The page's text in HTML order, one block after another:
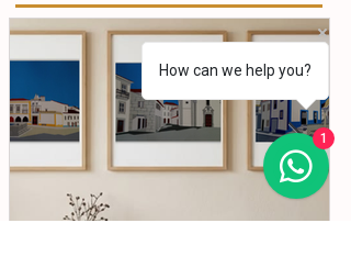
How can we help you?
1